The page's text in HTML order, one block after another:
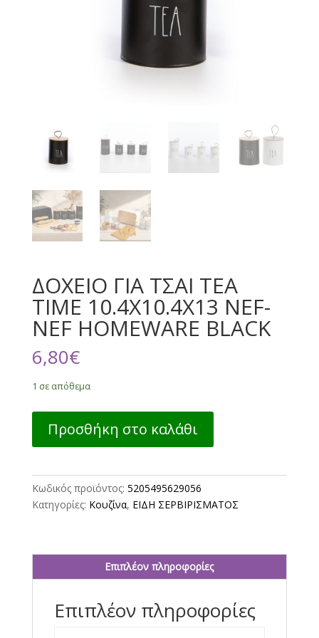
ΔΟΧΕΙΟ ΓΙΑ ΤΣΑΙ TEA
TIME 10.4X10.4X13 NEF-
NEF HOMEWARE BLACK
6,80€
1 σε απόθεμα
ΤΣΑΙ
TIME
10.4X10.4X13
ποσότητα
Προσθήκη στο καλάθι
Κωδικός προϊόντος: 5205495629056
Κατηγορίες: Κουζίνα, ΕΙΔΗ ΣΕΡΒΙΡΙΣΜΑΤΟΣ
Επιπλέον πληροφορίες
Επιπλέον πληροφορίες